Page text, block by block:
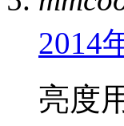
2014
亮度